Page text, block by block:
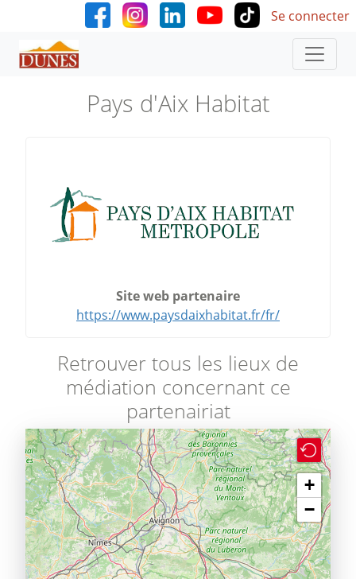
Aller au contenu principal User
Se connecter
Pays d'Aix Habitat
Site web partenaire
https://www.paysdaixhabitat.fr/fr/
Retrouver tous les lieux de
médiation concernant ce
partenairiat
+
−